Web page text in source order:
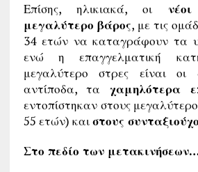
Επίσης, ηλικιακά, οι
μεγαλύτερο βάρος, με τις
34 ετών να καταγράφουν τα
ενώ η επαγγελματική
μεγαλύτερο στρες είναι οι
αντίποδα, τα χαμηλότερα
εντοπίστηκαν στους
55 ετών) καιστους
Στο πεδίο των